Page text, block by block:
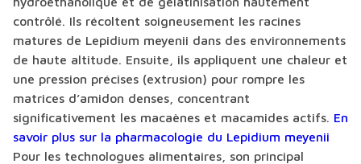
contrôlé. Ils récoltent soigneusement les racines
matures de Lepidium meyenii dans des environnements
de haute altitude. Ensuite, ils appliquent une chaleur et
une pression précises (extrusion) pour rompre les
matrices d’amidon denses, concentrant
significativement les macaènes et macamides actifs. En
savoir plus sur la pharmacologie du Lepidium meyenii
Pour les technologues alimentaires, son principal